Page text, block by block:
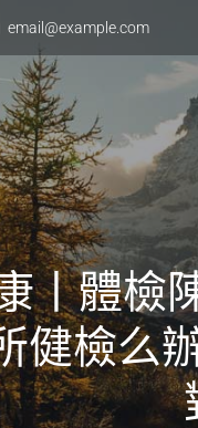
email@example.com
丨體檢
健檢么